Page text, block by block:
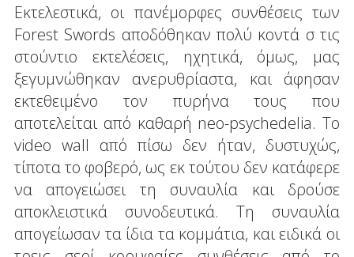
Εκτελεστικά, οι πανέμορφες συνθέσεις των
Forest Swords αποδόθηκαν πολύ κοντά σ τις
στούντιο εκτελέσεις, ηχητικά, όμως, μας
ξεγυμνώθηκαν ανερυθρίαστα, και άφησαν
εκτεθειμένο τον πυρήνα τους που
αποτελείται από καθαρή neo-psychedelia. Το
video wall από πίσω δεν ήταν, δυστυχώς,
τίποτα το φοβερό, ως εκ τούτου δεν κατάφερε
να απογειώσει τη συναυλία και δρούσε
αποκλειστικά συνοδευτικά. Τη συναυλία
απογείωσαν τα ίδια τα κομμάτια, και ειδικά οι